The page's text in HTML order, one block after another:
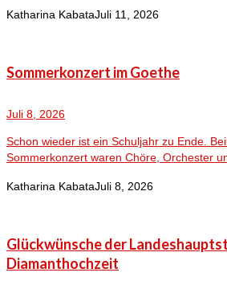
Katharina KabataJuli 11, 2026
Sommerkonzert im Goethe
Juli 8, 2026
Schon wieder ist ein Schuljahr zu Ende.
Sommerkonzert waren Chöre, Orchester
Katharina KabataJuli 8, 2026
Glückwünsche der
Diamanthochzeit